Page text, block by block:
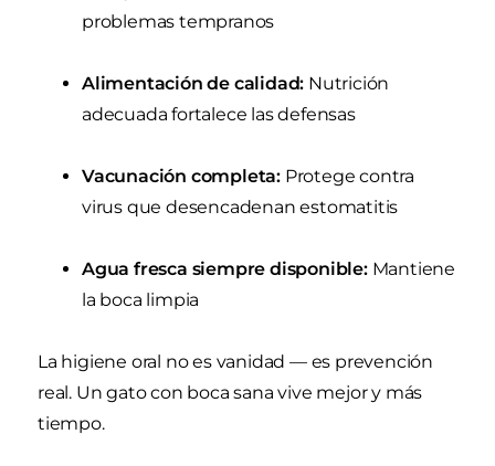
problemas tempranos
Alimentación de calidad: Nutrición
adecuada fortalece las defensas
Vacunación completa: Protege contra
virus que desencadenan estomatitis
Agua fresca siempre disponible:Mantiene
la boca limpia
La higiene oral no es vanidad — es prevención
real. Un gato con boca sana vive mejor y más
tiempo.